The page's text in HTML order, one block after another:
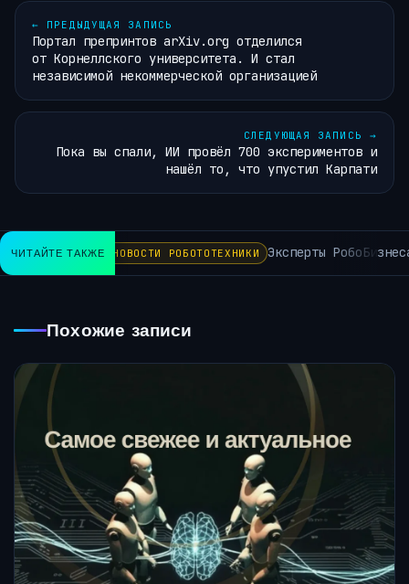
← ПРЕДЫДУЩАЯ ЗАПИСЬ
Портал препринтов arXiv.org отделился
от Корнеллского университета. И стал
независимой некоммерческой организацией
СЛЕДУЮЩАЯ ЗАПИСЬ →
Пока вы спали, ИИ провёл 700 экспериментов и
нашёл то, что упустил Карпати
ЧИТАЙТЕ ТАКЖЕНОВОСТИ РОБОТОТЕХНИКИ Эксперты
Похожие записи